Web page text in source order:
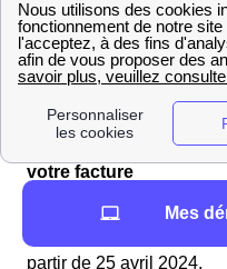
À Metz-Robert :
votre facture
Les chèques énergie
partir de 25 avril 2024.
Mes